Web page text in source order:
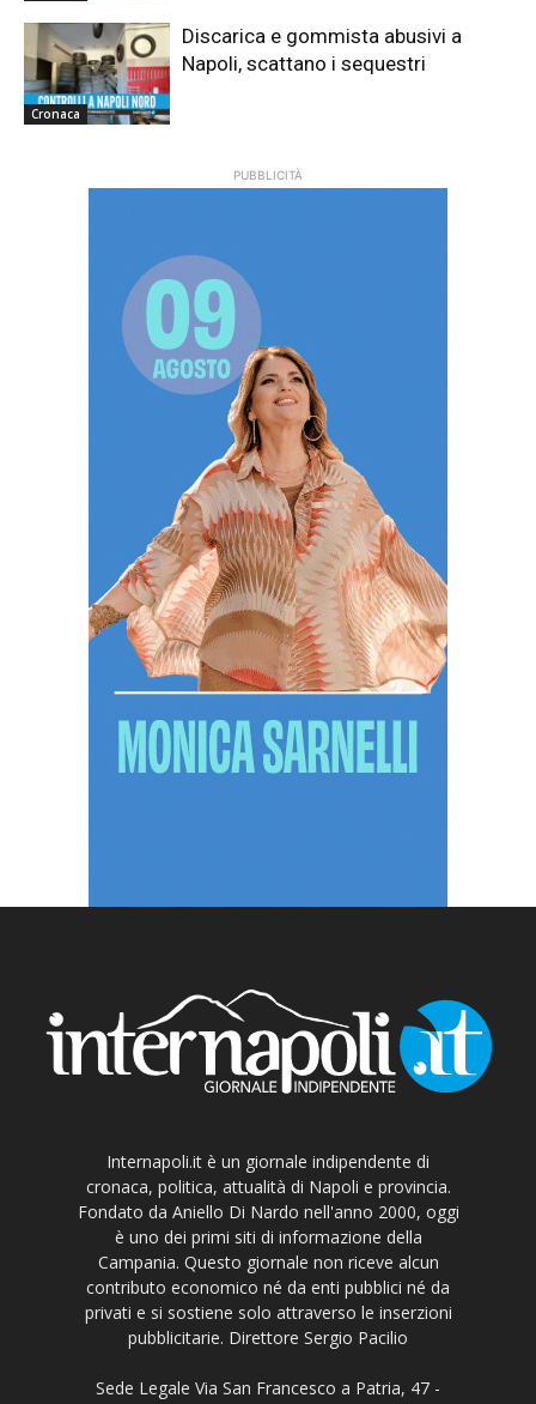
Cronaca
Discarica e gommista abusivi a
Napoli, scattano i sequestri
PUBBLICITÀ
Internapoli.it è un giornale indipendente di
cronaca, politica, attualità di Napoli e provincia.
Fondato da Aniello Di Nardo nell'anno 2000, oggi
è uno dei primi siti di informazione della
Campania. Questo giornale non riceve alcun
contributo economico né da enti pubblici né da
privati e si sostiene solo attraverso le inserzioni
pubblicitarie. Direttore Sergio Pacilio
Sede Legale Via San Francesco a Patria, 47 -